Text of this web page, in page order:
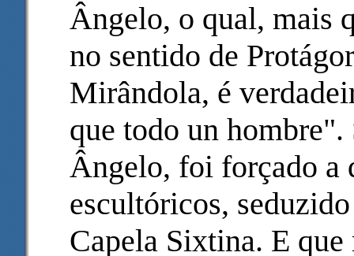
Ângelo, o qual, mais
no sentido de
Mirândola, é
que todo un
Ângelo, foi forçado a
escultóricos,
Capela Sixtina. E que